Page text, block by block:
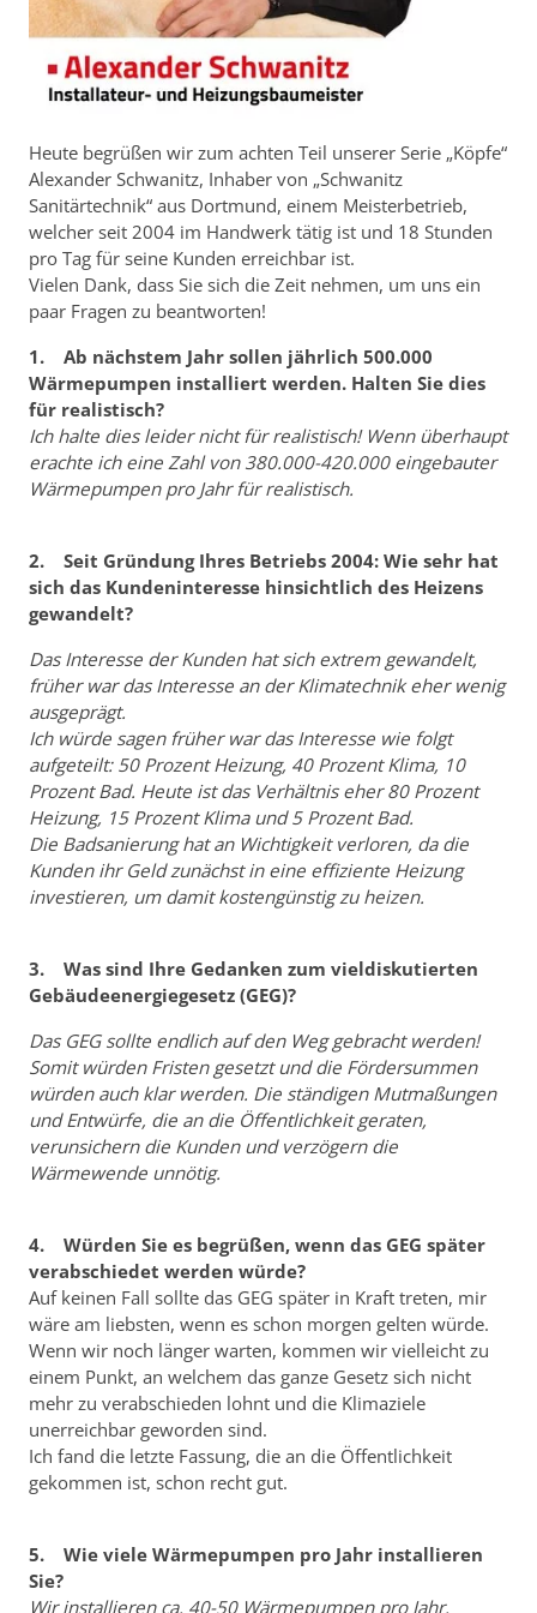
Heute begrüßen wir zum achten Teil unserer Serie „Köpfe“
Alexander Schwanitz, Inhaber von „Schwanitz
Sanitärtechnik“ aus Dortmund, einem Meisterbetrieb,
welcher seit 2004 im Handwerk tätig ist und 18 Stunden
pro Tag für seine Kunden erreichbar ist.
Vielen Dank, dass Sie sich die Zeit nehmen, um uns ein
paar Fragen zu beantworten!
1. Ab nächstem Jahr sollen jährlich 500.000
Wärmepumpen installiert werden. Halten Sie dies
für realistisch?
Ich halte dies leider nicht für realistisch! Wenn überhaupt
erachte ich eine Zahl von 380.000-420.000 eingebauter
Wärmepumpen pro Jahr für realistisch.
2. Seit Gründung Ihres Betriebs 2004: Wie sehr hat
sich das Kundeninteresse hinsichtlich des Heizens
gewandelt?
Das Interesse der Kunden hat sich extrem gewandelt,
früher war das Interesse an der Klimatechnik eher wenig
ausgeprägt.
Ich würde sagen früher war das Interesse wie folgt
aufgeteilt: 50 Prozent Heizung, 40 Prozent Klima, 10
Prozent Bad. Heute ist das Verhältnis eher 80 Prozent
Heizung, 15 Prozent Klima und 5 Prozent Bad.
Die Badsanierung hat an Wichtigkeit verloren, da die
Kunden ihr Geld zunächst in eine effiziente Heizung
investieren, um damit kostengünstig zu heizen.
3. Was sind Ihre Gedanken zum vieldiskutierten
Gebäudeenergiegesetz (GEG)?
Das GEG sollte endlich auf den Weg gebracht werden!
Somit würden Fristen gesetzt und die Fördersummen
würden auch klar werden. Die ständigen Mutmaßungen
und Entwürfe, die an die Öffentlichkeit geraten,
verunsichern die Kunden und verzögern die
Wärmewende unnötig.
4. Würden Sie es begrüßen, wenn das GEG später
verabschiedet werden würde?
Auf keinen Fall sollte das GEG später in Kraft treten, mir
wäre am liebsten, wenn es schon morgen gelten würde.
Wenn wir noch länger warten, kommen wir vielleicht zu
einem Punkt, an welchem das ganze Gesetz sich nicht
mehr zu verabschieden lohnt und die Klimaziele
unerreichbar geworden sind.
Ich fand die letzte Fassung, die an die Öffentlichkeit
gekommen ist, schon recht gut.
5. Wie viele Wärmepumpen pro Jahr installieren
Sie?
Wir installieren ca. 40-50 Wärmepumpen pro Jahr.